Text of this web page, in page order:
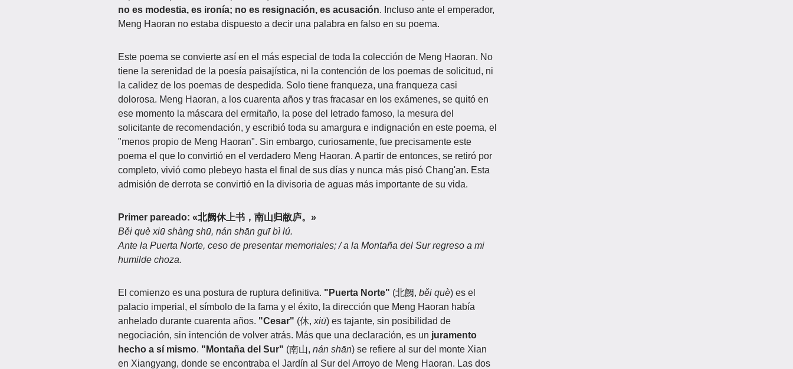
no es modestia, es ironía; no es resignación, es acusación. Incluso ante el emperador,
Meng Haoran no estaba dispuesto a decir una palabra en falso en su poema.
Este poema se convierte así en el más especial de toda la colección de Meng Haoran. No
tiene la serenidad de la poesía paisajística, ni la contención de los poemas de solicitud, ni
la calidez de los poemas de despedida. Solo tiene franqueza, una franqueza casi
dolorosa. Meng Haoran, a los cuarenta años y tras fracasar en los exámenes, se quitó en
ese momento la máscara del ermitaño, la pose del letrado famoso, la mesura del
solicitante de recomendación, y escribió toda su amargura e indignación en este poema, el
"menos propio de Meng Haoran". Sin embargo, curiosamente, fue precisamente este
poema el que lo convirtió en el verdadero Meng Haoran. A partir de entonces, se retiró por
completo, vivió como plebeyo hasta el final de sus días y nunca más pisó Chang'an. Esta
admisión de derrota se convirtió en la divisoria de aguas más importante de su vida.
Primer pareado: «北阙休上书，南山归敝庐。»
Běi què xiū shàng shū, nán shān guī bì lú.
Ante la Puerta Norte, ceso de presentar memoriales; / a la Montaña del Sur regreso a mi
humilde choza.
El comienzo es una postura de ruptura definitiva. "Puerta Norte" (北阙, běi què) es el
palacio imperial, el símbolo de la fama y el éxito, la dirección que Meng Haoran había
anhelado durante cuarenta años. "Cesar" (休, xiū) es tajante, sin posibilidad de
negociación, sin intención de volver atrás. Más que una declaración, es un juramento
hecho a sí mismo. "Montaña del Sur" (南山, nán shān) se refiere al sur del monte Xian
en Xiangyang, donde se encontraba el Jardín al Sur del Arroyo de Meng Haoran. Las dos